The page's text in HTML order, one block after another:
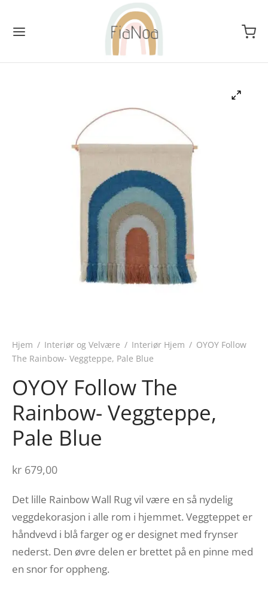
Hjem / Interiør og Velvære / Interiør Hjem / OYOY Follow
The Rainbow- Veggteppe, Pale Blue
OYOY Follow The
Rainbow- Veggteppe,
Pale Blue
kr 679,00
Det lille Rainbow Wall Rug vil være en så nydelig
veggdekorasjon i alle rom i hjemmet. Veggteppet er
håndvevd i blå farger og er designet med frynser
nederst. Den øvre delen er brettet på en pinne med
en snor for oppheng.